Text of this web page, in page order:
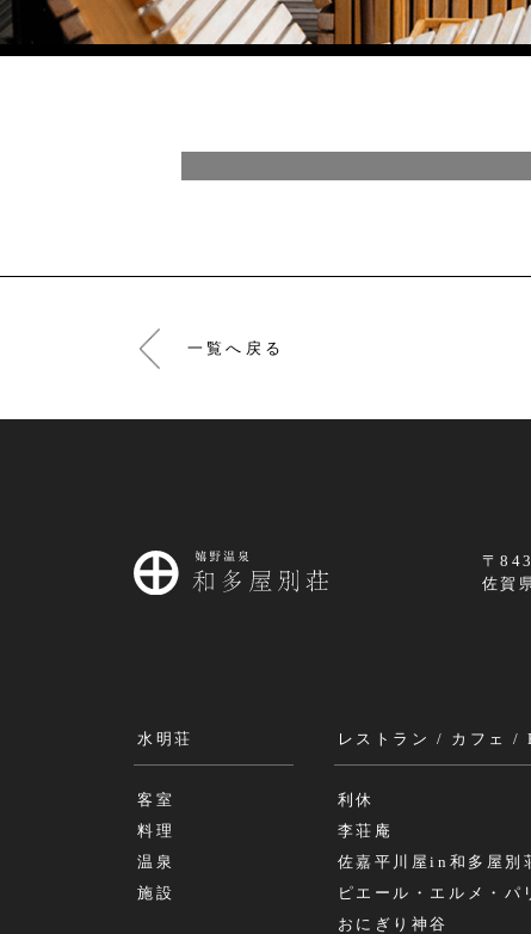
9回 新春
一覧へ戻る
〒
佐賀
水明荘
客室
料理
温泉
施設
レストラン / カフェ /
利休
李荘庵
佐嘉平川屋in和多屋別
ピエール・エルメ・
おにぎり神谷